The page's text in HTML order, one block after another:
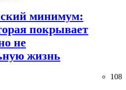
минимум:
покрывает
не
жизнь
108